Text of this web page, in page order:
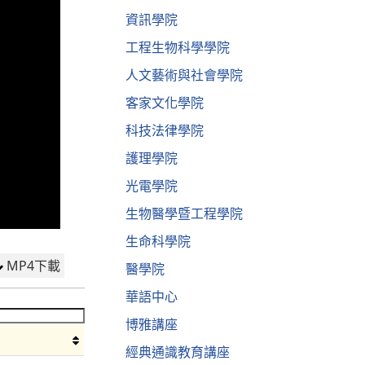
MP4下載
資訊學院
工程生物科學學院
人文藝術與社會學院
客家文化學院
科技法律學院
護理學院
光電學院
生物醫學暨工程學院
生命科學院
醫學院
華語中心
博雅講座
經典通識教育講座